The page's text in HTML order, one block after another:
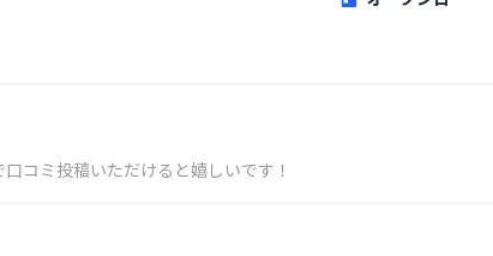
コミ投稿いただけると嬉しいです！